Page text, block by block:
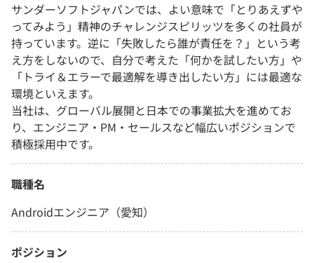
サンダーソフトジャパンでは、よい意味で「とりあえずや
ってみよう」精神のチャレンジスピリッツを多くの社員が
持っています。逆に「失敗したら誰が責任を？」という考
え方をしないので、自分で考えた「何かを試したい方」や
「トライ＆エラーで最適解を導き出したい方」には最適な
環境といえます。
当社は、グローバル展開と日本での事業拡大を進めてお
り、エンジニア・PM・セールスなど幅広いポジションで
積極採用中です。
職種名
Androidエンジニア（愛知）
ポジション